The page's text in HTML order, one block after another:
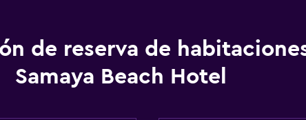
de reserva de
Samaya Beach Hotel